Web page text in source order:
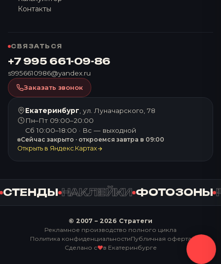
Контакты
СВЯЗАТЬСЯ
+7 995 661-09-86
s9956610986@yandex.ru
Заказать звонок
Екатеринбург, ул. Луначарского, 78
Пн–Пт 09:00–20:00
Сб 10:00–18:00 · Вс — выходной
Сейчас закрыто · откроемся завтра в 09:00
Открыть в Яндекс.Картах
НАКЛЕЙКИ ФОТОЗОНЫ
© 2007 – 2026 Стратеги
Рекламное производство полного цикла
Политика конфиденциальностиПубличная оферта
Сделано с♥в Екатеринбурге